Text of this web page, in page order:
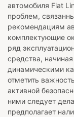
автомобиля Fiat
проблем,
рекомендациям
комплектующие
ряд
средства,
динамическими
отметить
активной
ними следует
предполагает